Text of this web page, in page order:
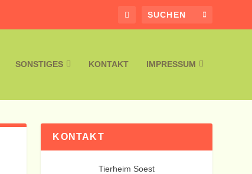
SONSTIGES KONTAKT IMPRESSUM
KONTAKT
Tierheim Soest